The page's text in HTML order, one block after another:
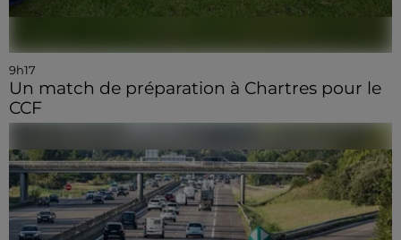
9h17
Un match de préparation à Chartres pour le
CCF